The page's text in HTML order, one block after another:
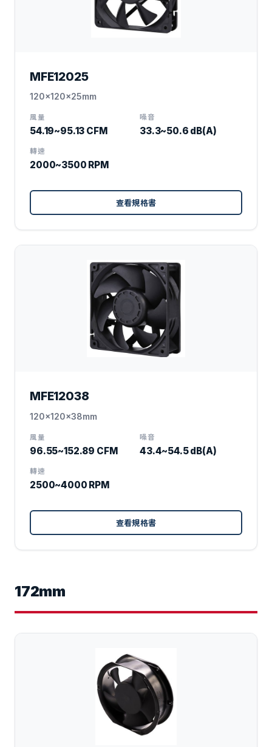
MFE12025
120x120x25mm
風量
54.19~95.13 CFM
噪音
33.3~50.6 dB(A)
轉速
2000~3500 RPM
查看規格書
MFE12038
120x120x38mm
風量
96.55~152.89 CFM
噪音
43.4~54.5 dB(A)
轉速
2500~4000 RPM
查看規格書
172mm